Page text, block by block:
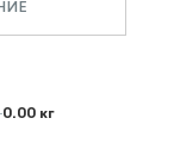
0.00 кг